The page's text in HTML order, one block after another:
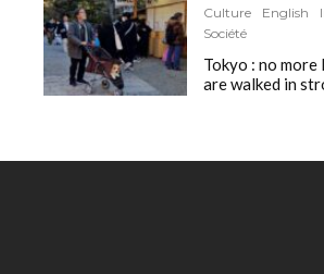
Culture English
Société
Tokyo : no more
are walked in